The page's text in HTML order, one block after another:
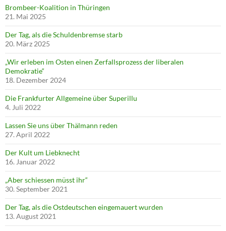
Brombeer-Koalition in Thüringen
21. Mai 2025
Der Tag, als die Schuldenbremse starb
20. März 2025
„Wir erleben im Osten einen Zerfallsprozess der liberalen
Demokratie“
18. Dezember 2024
Die Frankfurter Allgemeine über Superillu
4. Juli 2022
Lassen Sie uns über Thälmann reden
27. April 2022
Der Kult um Liebknecht
16. Januar 2022
„Aber schiessen müsst ihr“
30. September 2021
Der Tag, als die Ostdeutschen eingemauert wurden
13. August 2021